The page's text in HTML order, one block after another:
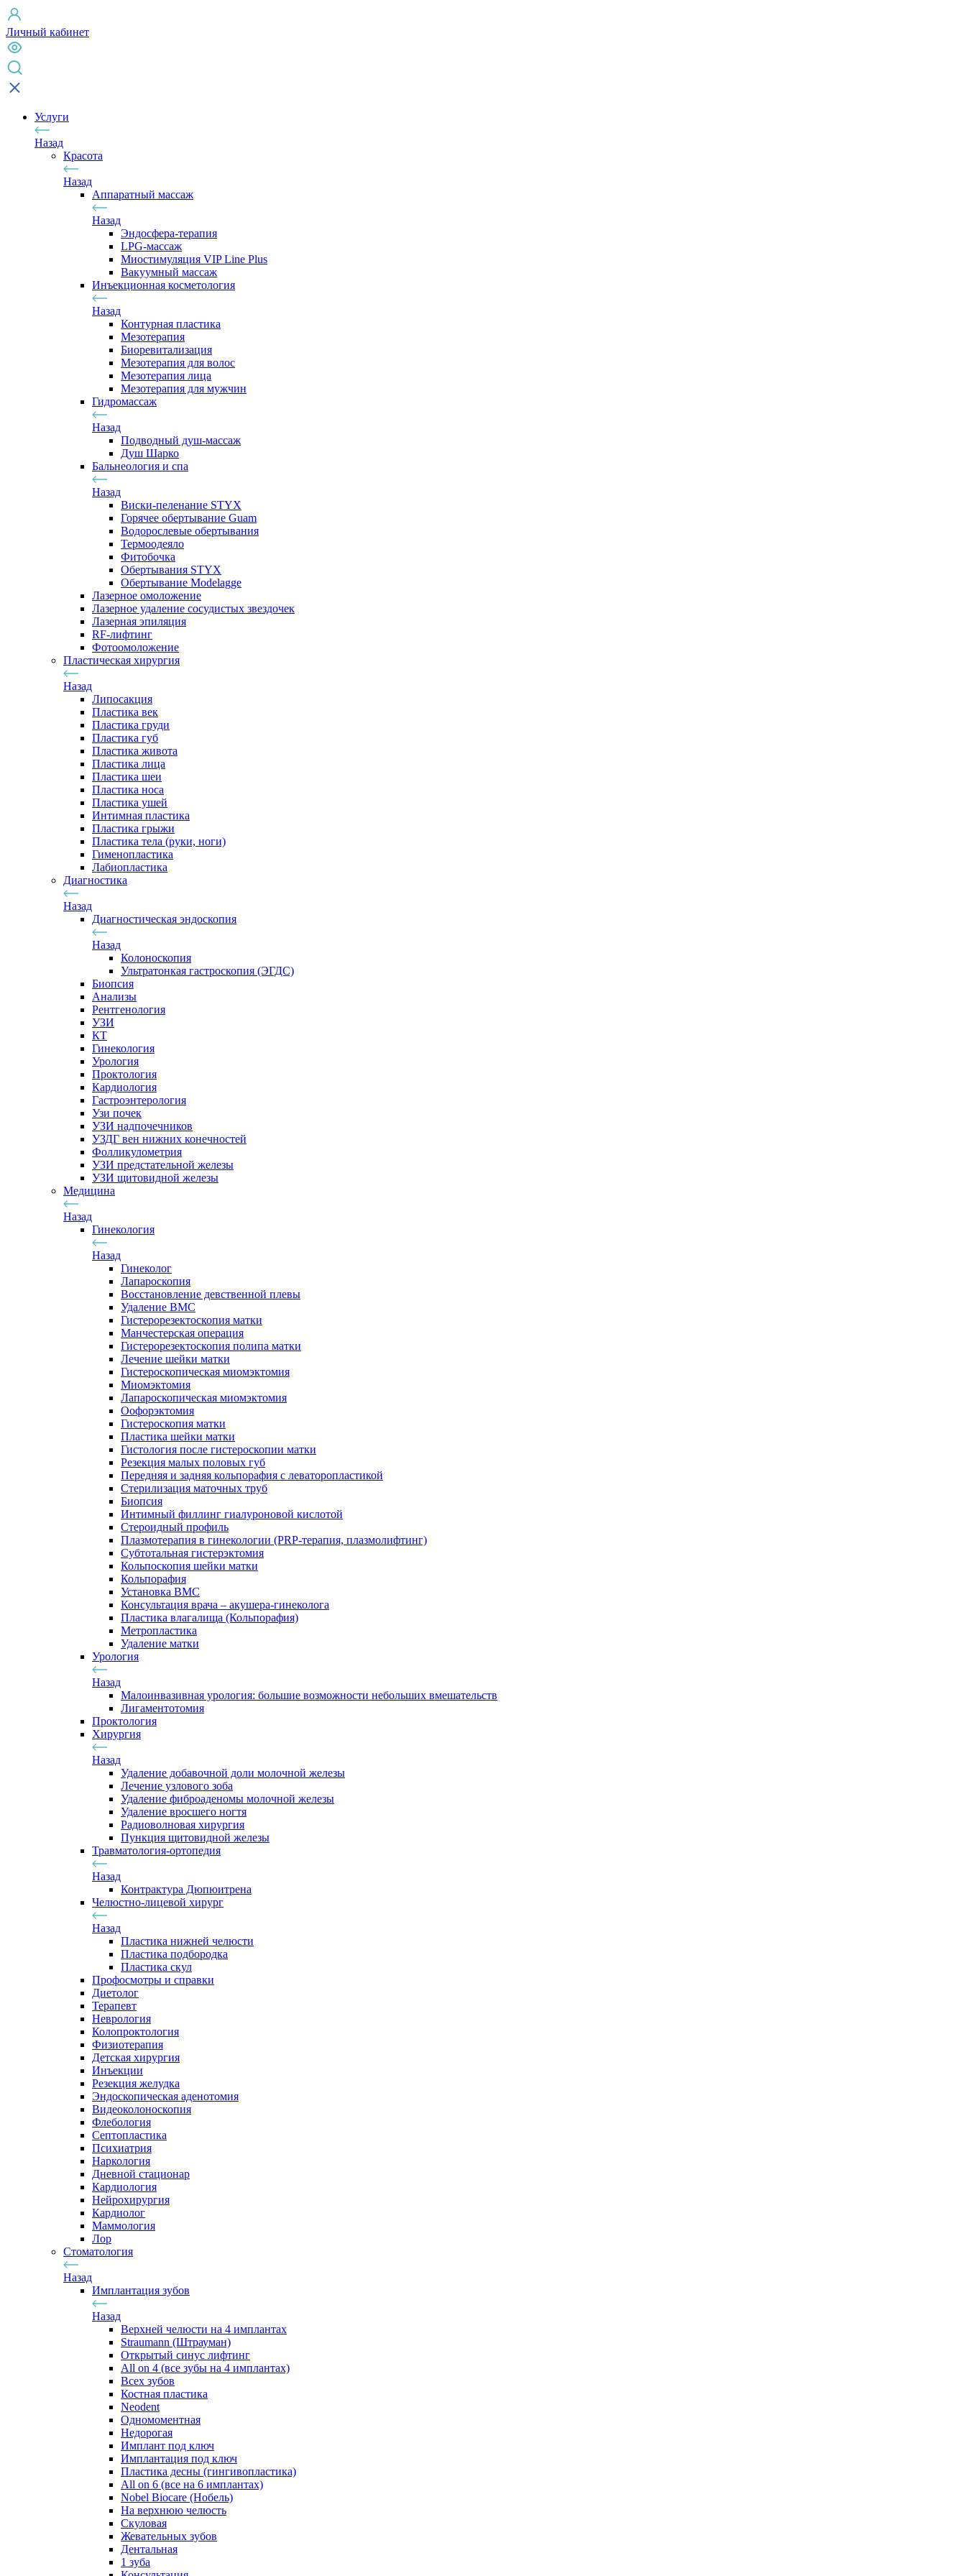
Личный кабинет
Услуги
Назад
Красота
Назад
Аппаратный массаж
Назад
Эндосфера-терапия
LPG-массаж
Миостимуляция VIP Line Plus
Вакуумный массаж
Инъекционная косметология
Назад
Контурная пластика
Мезотерапия
Биоревитализация
Мезотерапия для волос
Мезотерапия лица
Мезотерапия для мужчин
Гидромассаж
Назад
Подводный душ-массаж
Душ Шарко
Бальнеология и спа
Назад
Виски-пеленание STYX
Горячее обертывание Guam
Водорослевые обертывания
Термоодеяло
Фитобочка
Обертывания STYX
Обертывание Modelagge
Лазерное омоложение
Лазерное удаление сосудистых звездочек
Лазерная эпиляция
RF-лифтинг
Фотоомоложение
Пластическая хирургия
Назад
Липосакция
Пластика век
Пластика груди
Пластика губ
Пластика живота
Пластика лица
Пластика шеи
Пластика носа
Пластика ушей
Интимная пластика
Пластика грыжи
Пластика тела (руки, ноги)
Гименопластика
Лабиопластика
Диагностика
Назад
Диагностическая эндоскопия
Назад
Колоноскопия
Ультратонкая гастроскопия (ЭГДС)
Биопсия
Анализы
Рентгенология
УЗИ
КТ
Гинекология
Урология
Проктология
Кардиология
Гастроэнтерология
Узи почек
УЗИ надпочечников
УЗДГ вен нижних конечностей
Фолликулометрия
УЗИ предстательной железы
УЗИ щитовидной железы
Медицина
Назад
Гинекология
Назад
Гинеколог
Лапароскопия
Восстановление девственной плевы
Удаление ВМС
Гистерорезектоскопия матки
Манчестерская операция
Гистерорезектоскопия полипа матки
Лечение шейки матки
Гистероскопическая миомэктомия
Миомэктомия
Лапароскопическая миомэктомия
Оофорэктомия
Гистероскопия матки
Пластика шейки матки
Гистология после гистероскопии матки
Резекция малых половых губ
Передняя и задняя кольпорафия с леваторопластикой
Стерилизация маточных труб
Биопсия
Интимный филлинг гиалуроновой кислотой
Стероидный профиль
Плазмотерапия в гинекологии (PRP-терапия, плазмолифтинг)
Субтотальная гистерэктомия
Кольпоскопия шейки матки
Кольпорафия
Установка ВМС
Консультация врача – акушера-гинеколога
Пластика влагалища (Кольпорафия)
Метропластика
Удаление матки
Урология
Назад
Малоинвазивная урология: большие возможности небольших вмешательств
Лигаментотомия
Проктология
Хирургия
Назад
Удаление добавочной доли молочной железы
Лечение узлового зоба
Удаление фиброаденомы молочной железы
Удаление вросшего ногтя
Радиоволновая хирургия
Пункция щитовидной железы
Травматология-ортопедия
Назад
Контрактура Дюпюитрена
Челюстно-лицевой хирург
Назад
Пластика нижней челюсти
Пластика подбородка
Пластика скул
Профосмотры и справки
Диетолог
Терапевт
Неврология
Колопроктология
Физиотерапия
Детская хирургия
Инъекции
Резекция желудка
Эндоскопическая аденотомия
Видеоколоноскопия
Флебология
Септопластика
Психиатрия
Наркология
Дневной стационар
Кардиология
Нейрохирургия
Кардиолог
Маммология
Лор
Стоматология
Назад
Имплантация зубов
Назад
Верхней челюсти на 4 имплантах
Straumann (Штрауман)
Открытый синус лифтинг
All on 4 (все зубы на 4 имплантах)
Всех зубов
Костная пластика
Neodent
Одномоментная
Недорогая
Имплант под ключ
Имплантация под ключ
Пластика десны (гингивопластика)
All on 6 (все на 6 имплантах)
Nobel Biocare (Нобель)
На верхнюю челюсть
Скуловая
Жевательных зубов
Дентальная
1 зуба